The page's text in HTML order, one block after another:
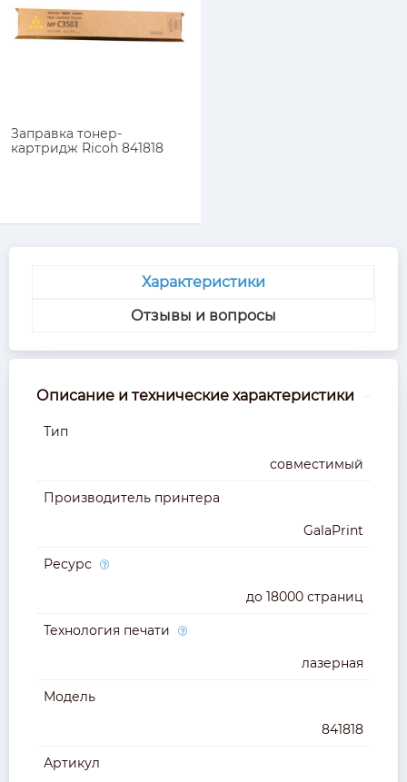
Заправка тонер-
картридж Ricoh 841818
Характеристики
Отзывы и вопросы
Описание и технические характеристики
Тип
совместимый
Производитель принтера
GalaPrint
Ресурс
до 18000 страниц
Технология печати
лазерная
Модель
841818
Артикул